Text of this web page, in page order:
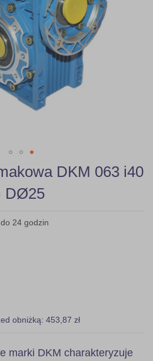
DKM 063 i40
DØ25
24 godzin
obniżką: 453,87 zł
marki DKM charakteryzuje